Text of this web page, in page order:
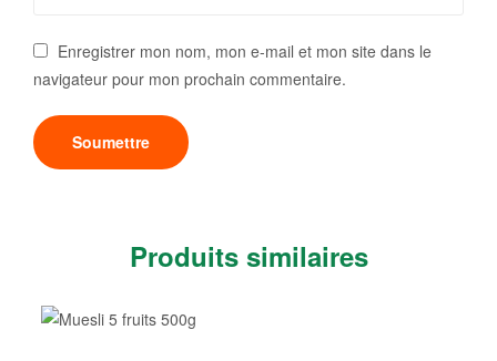
Enregistrer mon nom, mon e-mail et mon site dans le
navigateur pour mon prochain commentaire.
Produits similaires